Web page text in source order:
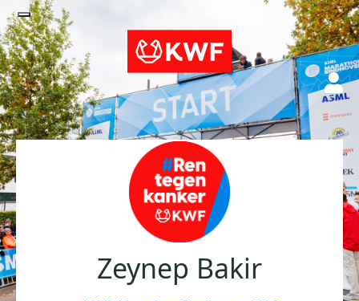
Zeynep Bakir